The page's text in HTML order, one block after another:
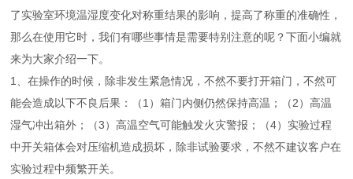
了实验室环境温湿度变化对称重结果的影响，提高了称重的准确性，
那么在使用它时，我们有哪些事情是需要特别注意的呢？下面小编就
来为大家介绍一下。
1、在操作的时候，除非发生紧急情况，不然不要打开箱门，不然可
能会造成以下不良后果：（1）箱门内侧仍然保持高温；（2）高温
湿气冲出箱外；（3）高温空气可能触发火灾警报；（4）实验过程
中开关箱体会对压缩机造成损坏，除非试验要求，不然不建议客户在
实验过程中频繁开关。